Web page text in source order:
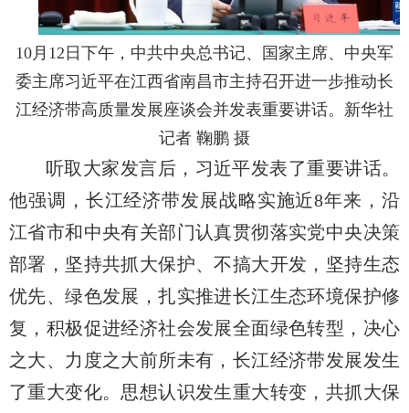
10月12日下午，中共中央总书记、国家主席、中央军
委主席习近平在江西省南昌市主持召开进一步推动长
江经济带高质量发展座谈会并发表重要讲话。新华社
记者 鞠鹏 摄
听取大家发言后，习近平发表了重要讲话。
他强调，长江经济带发展战略实施近8年来，沿
江省市和中央有关部门认真贯彻落实党中央决策
部署，坚持共抓大保护、不搞大开发，坚持生态
优先、绿色发展，扎实推进长江生态环境保护修
复，积极促进经济社会发展全面绿色转型，决心
之大、力度之大前所未有，长江经济带发展发生
了重大变化。思想认识发生重大转变，共抓大保